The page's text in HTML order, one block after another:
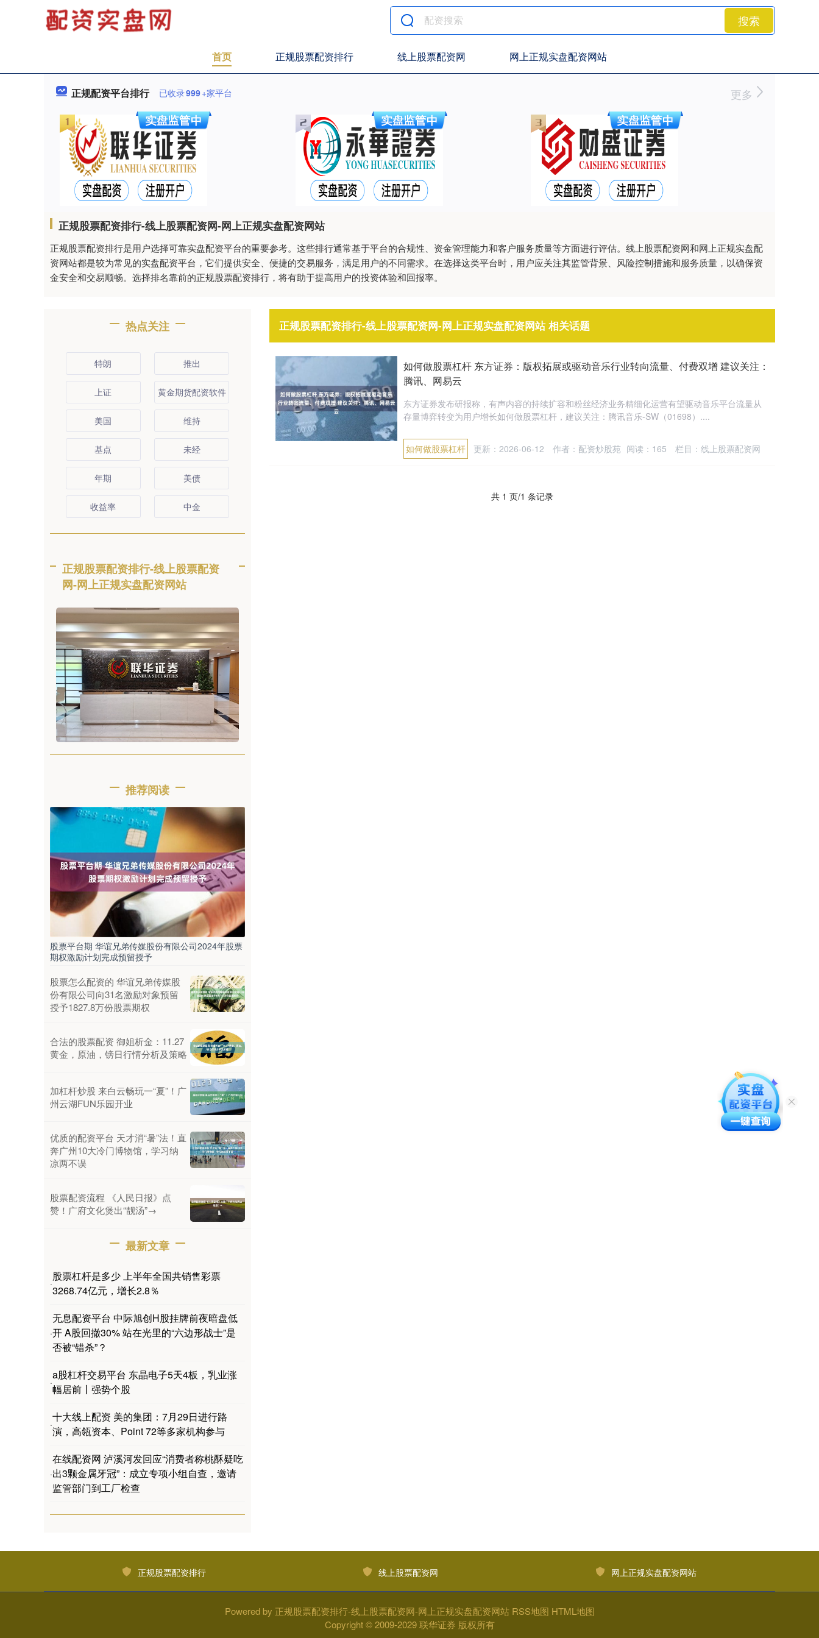
搜索
首页 正规股票配资排行 线上股票配资网 网上正规实盘配资网站
正规配资平台排行 已收录999+家平台 更多
正规股票配资排行-线上股票配资网-网上正规实盘配资网站
正规股票配资排行是用户选择可靠实盘配资平台的重要参考。这些排行通常基于平台的合规性、资金管理能力和客户服务质量等方面进行评估。线上股票配资网和网上正规实盘配
资网站都是较为常见的实盘配资平台，它们提供安全、便捷的交易服务，满足用户的不同需求。在选择这类平台时，用户应关注其监管背景、风险控制措施和服务质量，以确保资
金安全和交易顺畅。选择排名靠前的正规股票配资排行，将有助于提高用户的投资体验和回报率。
正规股票配资排行-线上股票配资网-网上正规实盘配资网站 相关话题
如何做股票杠杆 东方证券：版权拓展或驱动音乐行业转向流量、付费双增 建议关注：
腾讯、网易云
东方证券发布研报称，有声内容的持续扩容和粉丝经济业务精细化运营有望驱动音乐平台流量从
存量博弈转变为用户增长如何做股票杠杆，建议关注：腾讯音乐-SW（01698）....
如何做股票杠杆 更新：2026-06-12 作者：配资炒股苑 阅读： 165 栏目： 线上股票配资网
共 1 页/1 条记录
热点关注
特朗 推出
上证 黄金期货配资软件
美国 维持
基点 未经
年期 美债
收益率 中金
正规股票配资排行-线上股票配资
网-网上正规实盘配资网站
推荐阅读
股票平台期 华谊兄弟传媒股份有限公司2024年股票
期权激励计划完成预留授予
股票怎么配资的 华谊兄弟传媒股
份有限公司向31名激励对象预留
授予1827.8万份股票期权
合法的股票配资 御姐析金：11.27
黄金，原油，镑日行情分析及策略
加杠杆炒股 来白云畅玩一“夏”！广
州云湖FUN乐园开业
优质的配资平台 天才消“暑”法！直
奔广州10大冷门博物馆，学习纳
凉两不误
股票配资流程 《人民日报》点
赞！广府文化煲出“靓汤”→
最新文章
·
股票杠杆是多少 上半年全国共销售彩票
3268.74亿元，增长2.8％
·
无息配资平台 中际旭创H股挂牌前夜暗盘低
开 A股回撤30% 站在光里的“六边形战士”是
否被“错杀”？
·
a股杠杆交易平台 东晶电子5天4板，乳业涨
幅居前丨强势个股
·
十大线上配资 美的集团：7月29日进行路
演，高瓴资本、Point 72等多家机构参与
·
在线配资网 泸溪河发回应“消费者称桃酥疑吃
出3颗金属牙冠”：成立专项小组自查，邀请
监管部门到工厂检查
正规股票配资排行 线上股票配资网 网上正规实盘配资网站
Powered by 正规股票配资排行-线上股票配资网-网上正规实盘配资网站 RSS地图 HTML地图
Copyright© 2009-2029联华证券 版权所有